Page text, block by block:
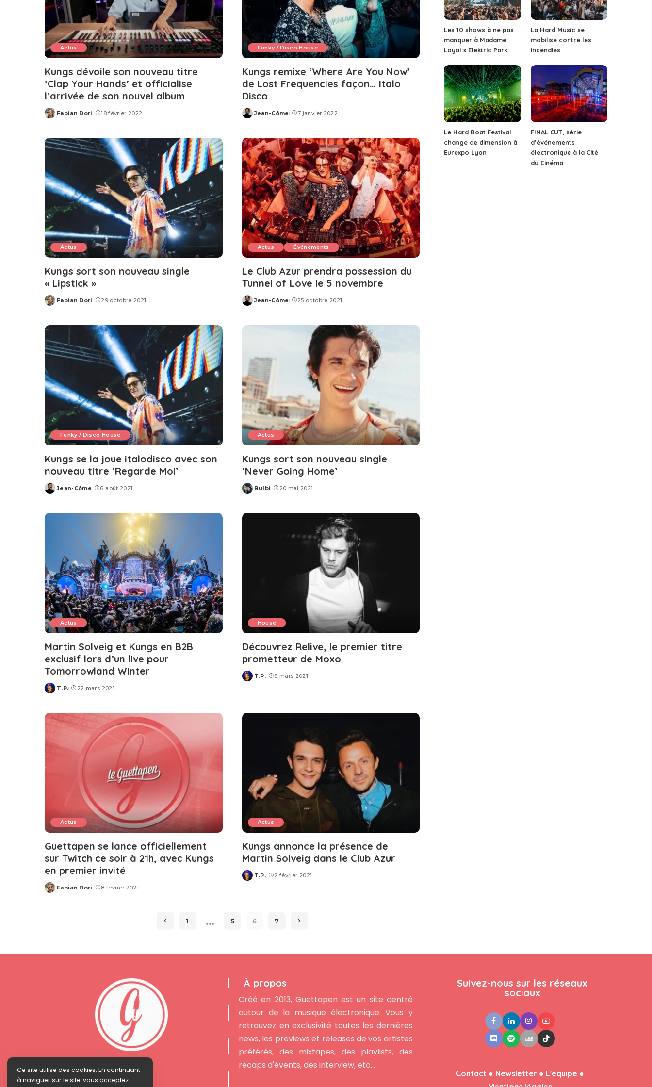
Actus
Kungs dévoile son nouveau titre
‘Clap Your Hands’ et officialise
l’arrivée de son nouvel album
Posted
Fabian Dori 18 février 2022
Funky / Disco House
Kungs remixe ‘Where Are You Now’
de Lost Frequencies façon… Italo
Disco
Posted
Jean-Côme 7 janvier 2022
Actus
Kungs sort son nouveau single
« Lipstick »
Posted
Fabian Dori 29 octobre 2021
Actus Événements
Le Club Azur prendra possession du
Tunnel of Love le 5 novembre
Posted
Jean-Côme 25 octobre 2021
Funky / Disco House
Kungs se la joue italodisco avec son
nouveau titre ‘Regarde Moi’
Posted
Jean-Côme 6 août 2021
Actus
Kungs sort son nouveau single
‘Never Going Home’
Posted
Bulbi 20 mai 2021
Actus
Martin Solveig et Kungs en B2B
exclusif lors d’un live pour
Tomorrowland Winter
Posted
T.P. 22 mars 2021
House
Découvrez Relive, le premier titre
prometteur de Moxo
Posted
T.P. 9 mars 2021
Actus
Guettapen se lance officiellement
sur Twitch ce soir à 21h, avec Kungs
en premier invité
Posted
Fabian Dori 8 février 2021
Actus
Kungs annonce la présence de
Martin Solveig dans le Club Azur
Posted
T.P. 2 février 2021
1 … 5 6 7
Les 10 shows à ne pas
manquer à Madame
Loyal x Elektric Park
La Hard Music se
mobilise contre les
incendies
Le Hard Boat Festival
change de dimension à
Eurexpo Lyon
FINAL CUT, série
d’événements
électronique à la Cité
du Cinéma
À propos
Créé en 2013, Guettapen est un site centré
autour de la musique électronique. Vous y
retrouvez en exclusivité toutes les dernières
news, les previews et releases de vos artistes
préférés, des mixtapes, des playlists, des
récaps d'évents, des interview, etc...
Suivez-nous sur les réseaux
sociaux
Contact ● Newsletter ● L'équipe ●
Ce site utilise des cookies. En continuant
à naviguer sur le site, vous acceptez